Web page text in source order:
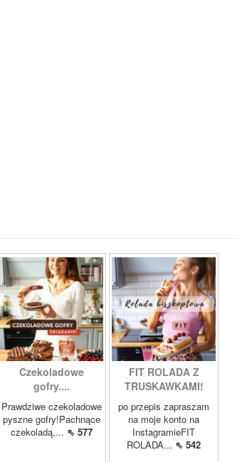
Czekoladowe
gofry....
Prawdziwe czekoladowe
pyszne gofry!Pachnące
czekoladą,... ⇖ 577
FIT ROLADA Z
TRUSKAWKAMI!
po przepis zapraszam
na moje konto na
InstagramieFIT
ROLADA... ⇖ 542